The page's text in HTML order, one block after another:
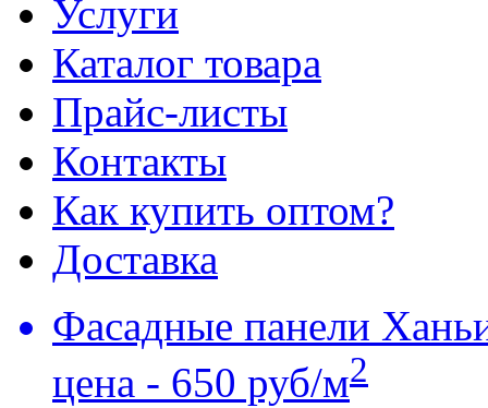
Услуги
Каталог товара
Прайс-листы
Контакты
Как купить оптом?
Доставка
Фасадные панели
цена - 650 руб/м2